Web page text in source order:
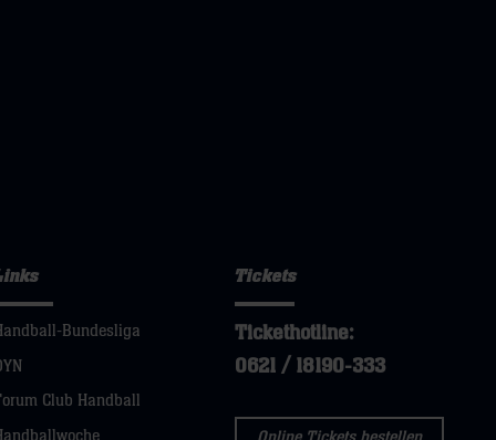
Bundesliga
Club Handball
Tickets
Tickethotline:
0621 / 18190-333